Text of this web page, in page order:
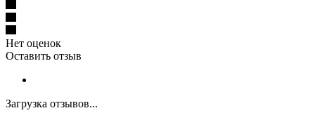
Нет оценок
Оставить отзыв
Загрузка отзывов...